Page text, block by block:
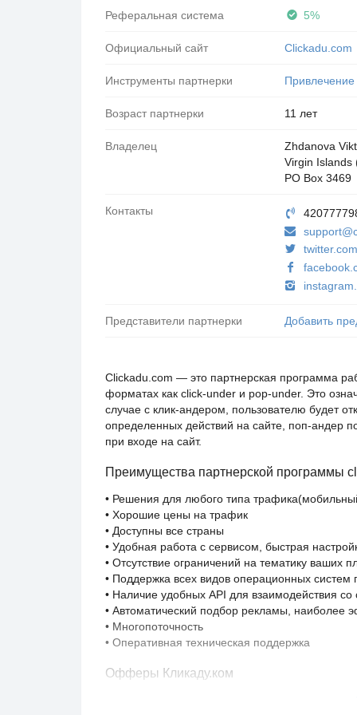
Реферальная система 5%
Официальный сайт Clickadu.com
Инструменты партнерки
Возраст партнерки 11 лет
Владелец
Zhdanova
Virgin Islands
PO Box 3469
Контакты
Представители партнерки Добавить
Сlickadu.com — это партнерская программа
форматах как click-under и pop-under. Это
случае с клик-андером, пользователю будет
определенных действий на сайте, поп-андер
при входе на сайт.
Преимущества партнерской программы
• Решения для любого типа
• Хорошие цены на трафик
• Доступны все страны
• Удобная работа с сервисом, быстрая
• Отсутствие ограничений на тематику ваших
• Поддержка всех видов операционных систем
• Наличие удобных API для взаимодействия со
• Автоматический подбор рекламы, наиболее
• Многопоточность
• Оперативная техническая поддержка
Офферы Кликаду.ком
Так как это СРМ сеть, в системе есть